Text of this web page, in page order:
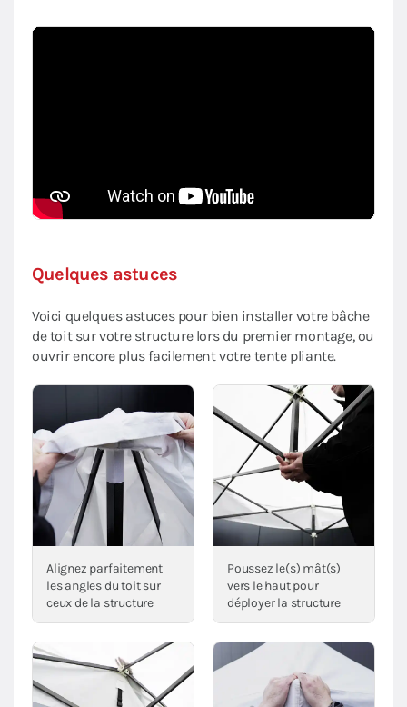
Quelques astuces
Voici quelques astuces pour bien installer votre bâche
de toit sur votre structure lors du premier montage, ou
ouvrir encore plus facilement votre tente pliante.
Alignez parfaitement
les angles du toit sur
ceux de la structure
Poussez le(s) mât(s)
vers le haut pour
déployer la structure